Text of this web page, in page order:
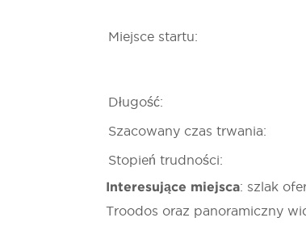
Miejsce startu:
Długość:
Szacowany czas trwania:
Stopień trudności:
Interesujące miejsca: szlak
Troodos oraz panoramiczny